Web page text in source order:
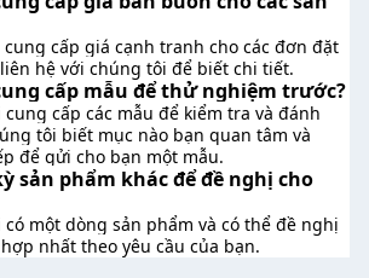
cấp giá cạnh tranh cho các đơn đặt
hệ với chúng tôi để biết chi tiết.
cấp mẫu để thử nghiệm trước?
cấp các mẫu để kiểm tra và đánh
tôi biết mục nào bạn quan tâm và
để gửi cho bạn một mẫu.
sản phẩm khác để đề nghị cho
một dòng sản phẩm và có thể đề nghị
nhất theo yêu cầu của bạn.